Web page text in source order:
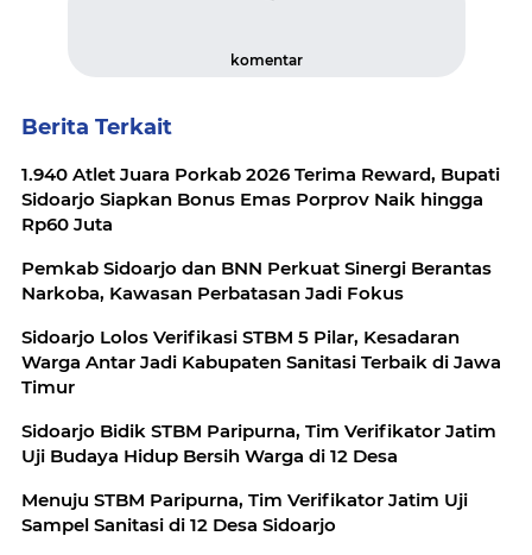
komentar
Berita Terkait
1.940 Atlet Juara Porkab 2026 Terima Reward, Bupati
Sidoarjo Siapkan Bonus Emas Porprov Naik hingga
Rp60 Juta
Pemkab Sidoarjo dan BNN Perkuat Sinergi Berantas
Narkoba, Kawasan Perbatasan Jadi Fokus
Sidoarjo Lolos Verifikasi STBM 5 Pilar, Kesadaran
Warga Antar Jadi Kabupaten Sanitasi Terbaik di Jawa
Timur
Sidoarjo Bidik STBM Paripurna, Tim Verifikator Jatim
Uji Budaya Hidup Bersih Warga di 12 Desa
Menuju STBM Paripurna, Tim Verifikator Jatim Uji
Sampel Sanitasi di 12 Desa Sidoarjo